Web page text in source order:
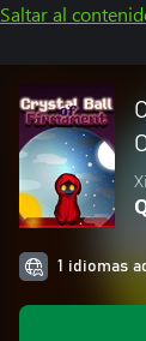
Saltar al
1 idiomas